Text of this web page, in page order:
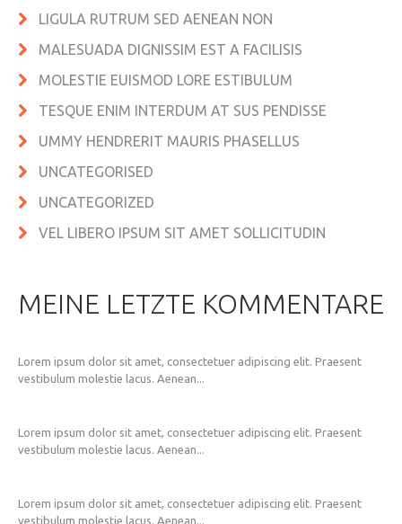
LIGULA RUTRUM SED AENEAN NON
MALESUADA DIGNISSIM EST A FACILISIS
MOLESTIE EUISMOD LORE ESTIBULUM
TESQUE ENIM INTERDUM AT SUS PENDISSE
UMMY HENDRERIT MAURIS PHASELLUS
UNCATEGORISED
UNCATEGORIZED
VEL LIBERO IPSUM SIT AMET SOLLICITUDIN
MEINE LETZTE KOMMENTARE
Lorem ipsum dolor sit amet, consectetuer adipiscing elit. Praesent
vestibulum molestie lacus. Aenean...
Lorem ipsum dolor sit amet, consectetuer adipiscing elit. Praesent
vestibulum molestie lacus. Aenean...
Lorem ipsum dolor sit amet, consectetuer adipiscing elit. Praesent
vestibulum molestie lacus. Aenean...